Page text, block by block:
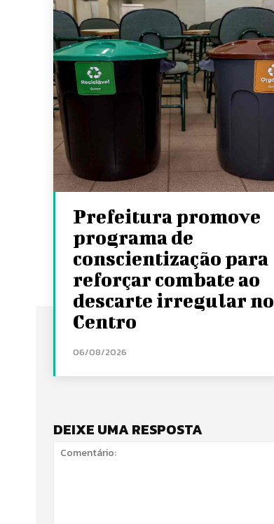
Prefeitura promove
programa de
conscientização para
reforçar combate ao
descarte irregular no
Centro
06/08/2026
DEIXE UMA RESPOSTA